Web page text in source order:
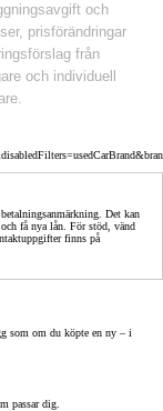
och
prisförändringar
från
och individuell
Det kan
få nya lån. För stöd, vänd
finns på
som om du köpte en ny – i
passar dig.